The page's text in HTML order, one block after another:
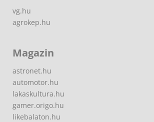
vg.hu
agrokep.hu
Magazin
astronet.hu
automotor.hu
lakaskultura.hu
gamer.origo.hu
likebalaton.hu